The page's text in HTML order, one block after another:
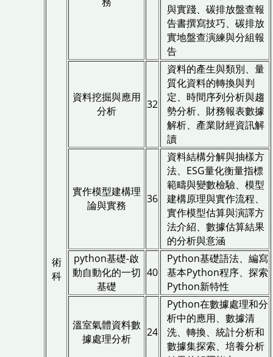
術
科
與實踐、碳排放盤查報
告書撰寫技巧、碳排放
實地盤查演練與分組報
告
資料挖掘與應用
分析
32
資料的產生與類別、量
質化資料的轉換與判
定、時間序列分析與趨
勢分析、財務報表數據
解析、產業財經資訊解
讀
實作模型建構理
論與實務
36
資料結構分解與抽樣方
法、ESG量化衡量指標
範疇與變數檢驗、模型
建構原理與實作流程、
實作模型估算與演譯方
法介紹、數據估算結果
的分析與意涵
python基礎-啟
動自動化的一切
基礎
40
Python基礎語法、編寫
基本Python程序、探索
Python新特性
溫室氣體資料數
據處理分析
24
Python在數據處理和分
析中的應用、數據清
洗、轉換、統計分析和
數據集探索、培養分析